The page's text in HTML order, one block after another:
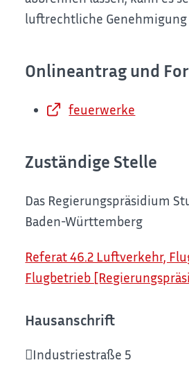
luftrechtliche
Onlineantrag und
feuerwerke
Zuständige Stelle
Das Regierungspräsidium
Baden-Württemberg
Referat 46.2 Luftverkehr,
Flugbetrieb
Hausanschrift
Industriestraße 5